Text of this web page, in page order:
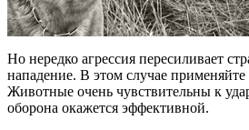
Но нередко агрессия пересиливает
нападение. В этом случае
Животные очень чувствительны к
оборона окажется эффективной.